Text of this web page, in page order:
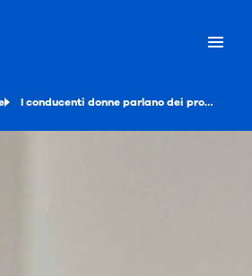
I conducenti donne parlano dei problemi alla vista: quali insegnamenti possiamo trarne?